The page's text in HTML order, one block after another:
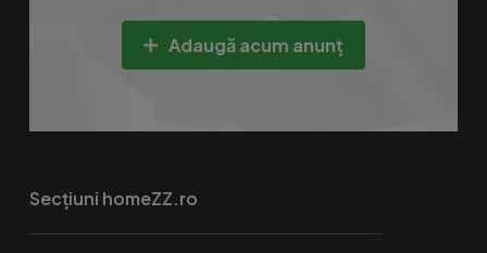
Adaugă acum anunț
Secțiuni homeZZ.ro